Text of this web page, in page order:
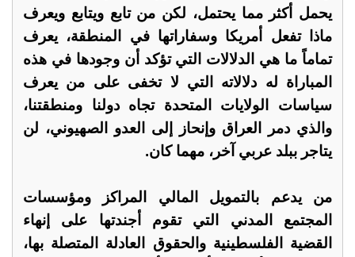
يحمل أكثر مما يحتمل، لكن من تابع ويتابع ويعرف
ماذا تفعل أمريكا وسفاراتها في المنطقة، يعرف
تماماً ما هي الدلالات التي تؤكد أن وجودها في هذه
المباراة له دلالاته التي لا تخفى على من يعرف
سياسات الولايات المتحدة تجاه دولنا ومنطقتنا،
والذي دمر العراق وإنحاز إلى العدو الصهيوني، لن
يتاجر ببلد عربي آخر، مهما كان.
من يدعم بالتمويل المالي المراكز ومؤسسات
المجتمع المدني التي تقوم أجندتها على إنهاء
القضية الفلسطينية والحقوق العادلة المتصلة بها،